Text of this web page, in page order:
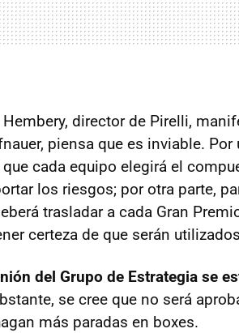
Hembery, director de Pirelli,
piensa que es inviable. Por
que cada equipo elegirá el
los riesgos; por otra parte,
trasladar a cada Gran
certeza de que serán
del Grupo de Estrategia se
se cree que no será
más paradas en boxes.